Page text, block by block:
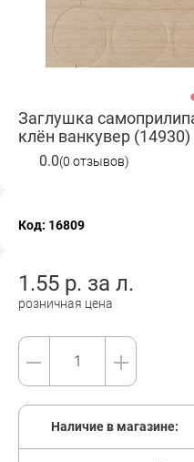
Заглушка
клён ванкувер
0.0(0 отзывов)
Код: 16809
1.55 р. за л.
розничная цена
Наличие в магазине: